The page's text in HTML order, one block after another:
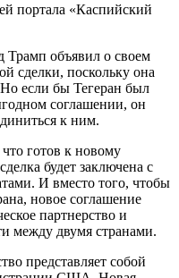
портала «Каспийский
Трамп объявил о своем
сделки, поскольку она
если бы Тегеран был
соглашении, он
к ним.
готов к новому
будет заключена с
И вместо того, чтобы
новое соглашение
партнерство и
между двумя странами.
представляет собой